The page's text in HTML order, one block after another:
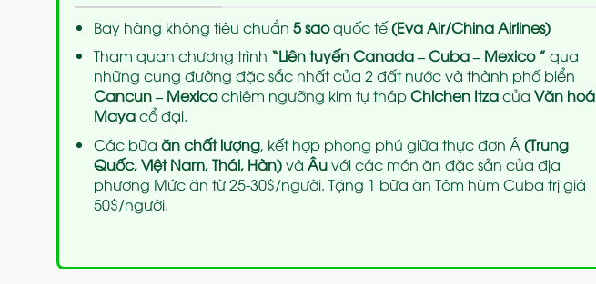
Bay hàng không tiêu chuẩn 5 saoquốc tế(Eva Air/China Airlines)
Tham quan chương trình “Liên tuyến Canada – Cuba – Mexico ” qua
những cung đường đặc sắc nhất của 2 đất nước và thành phố biển
Cancun – Mexicochiêm ngưỡng kim tự thápChichen Itzacủa Văn hoá
Mayacổ đại.
Các bữa ăn chất lượng, kết hợp phong phú giữa thực đơn Á (Trung
Quốc, Việt Nam, Thái, Hàn)và Âuvới các món ăn đặc sản của địa
phương Mức ăn từ 25-30$/người. Tặng 1 bữa ăn Tôm hùm Cuba trị giá
50$/người.